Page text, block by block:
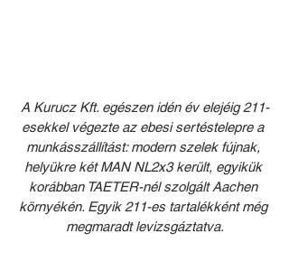
A Kurucz Kft. egészen idén év elejéig 211-
esekkel végezte az ebesi sertéstelepre a
munkásszállítást: modern szelek fújnak,
helyükre két MAN NL2x3 került, egyikük
korábban TAETER-nél szolgált Aachen
környékén. Egyik 211-es tartalékként még
megmaradt levizsgáztatva.